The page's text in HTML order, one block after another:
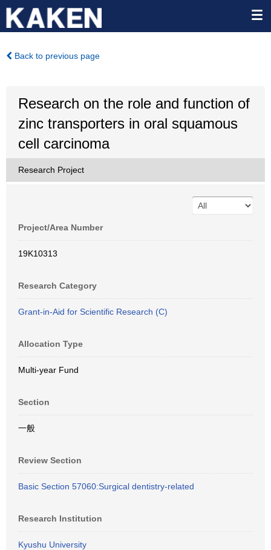
Back to previous page
Research on the role and function of
zinc transporters in oral squamous
cell carcinoma
Research Project
Project/Area Number
19K10313
Research Category
Grant-in-Aid for Scientific Research (C)
Allocation Type
Multi-year Fund
Section
一般
Review Section
Basic Section 57060:Surgical dentistry-related
Research Institution
Kyushu University